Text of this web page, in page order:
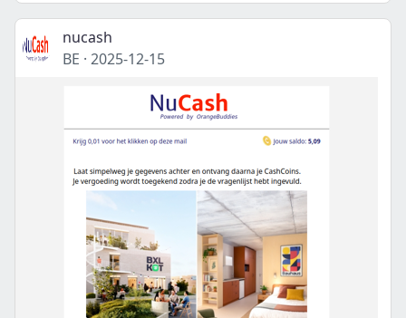
nucash
BE · 2025-12-15